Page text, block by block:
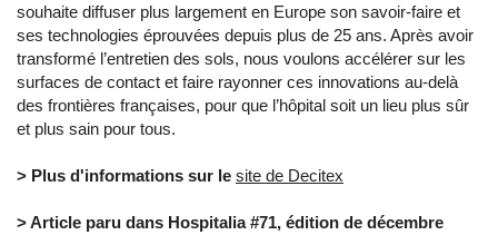
souhaite diffuser plus largement en Europe son savoir-faire et
ses technologies éprouvées depuis plus de 25 ans. Après avoir
transformé l’entretien des sols, nous voulons accélérer sur les
surfaces de contact et faire rayonner ces innovations au-delà
des frontières françaises, pour que l’hôpital soit un lieu plus sûr
et plus sain pour tous.
> Plus d'informations sur le site de Decitex
> Article paru dans Hospitalia #71, édition de décembre